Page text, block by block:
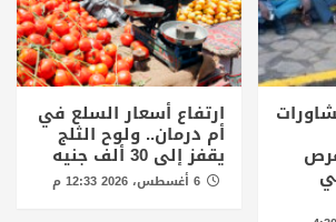
ارتفاع أسعار السلع في
أم درمان.. ولوح الثلج
يقفز إلى 30 ألف جنيه
6 أغسطس، 2026 12:33 م